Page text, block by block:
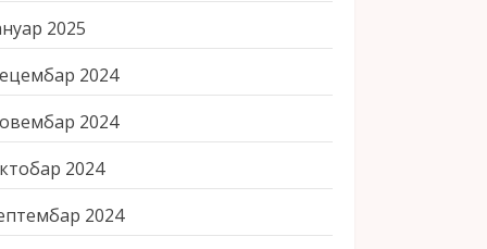
2025
2024
2024
2024
2024